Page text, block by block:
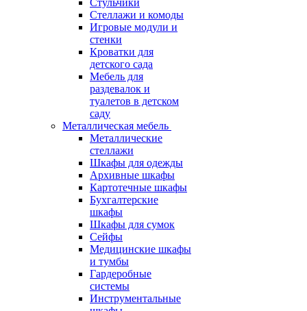
Стульчики
Стеллажи и комоды
Игровые модули и
стенки
Кроватки для
детского сада
Мебель для
раздевалок и
туалетов в детском
саду
Металлическая мебель
Металлические
стеллажи
Шкафы для одежды
Архивные шкафы
Картотечные шкафы
Бухгалтерские
шкафы
Шкафы для сумок
Сейфы
Медицинские шкафы
и тумбы
Гардеробные
системы
Инструментальные